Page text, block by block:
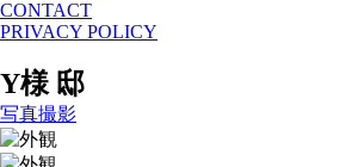
CONTACT
PRIVACY POLICY
Y様 邸
写真撮影